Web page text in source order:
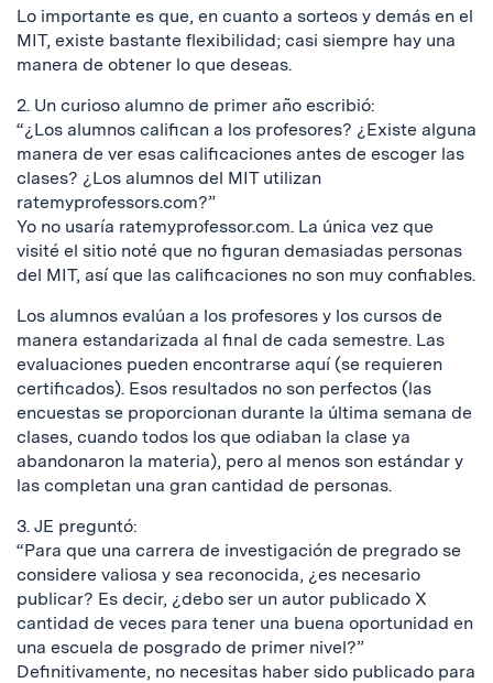
Lo importante es que, en cuanto a sorteos y demás en el
MIT, existe bastante flexibilidad; casi siempre hay una
manera de obtener lo que deseas.
2. Un curioso alumno de primer año escribió:
“¿Los alumnos califican a los profesores? ¿Existe alguna
manera de ver esas calificaciones antes de escoger las
clases? ¿Los alumnos del MIT utilizan
ratemyprofessors.com?”
Yo no usaría ratemyprofessor.com. La única vez que
visité el sitio noté que no figuran demasiadas personas
del MIT, así que las calificaciones no son muy confiables.
Los alumnos evalúan a los profesores y los cursos de
manera estandarizada al final de cada semestre. Las
evaluaciones pueden encontrarse aquí (se requieren
certificados). Esos resultados no son perfectos (las
encuestas se proporcionan durante la última semana de
clases, cuando todos los que odiaban la clase ya
abandonaron la materia), pero al menos son estándar y
las completan una gran cantidad de personas.
3. JE preguntó:
“Para que una carrera de investigación de pregrado se
considere valiosa y sea reconocida, ¿es necesario
publicar? Es decir, ¿debo ser un autor publicado X
cantidad de veces para tener una buena oportunidad en
una escuela de posgrado de primer nivel?”
Definitivamente, no necesitas haber sido publicado para